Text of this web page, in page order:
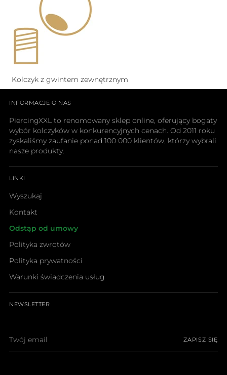
Kolczyk z gwintem zewnętrznym
INFORMACJE O NAS
PiercingXXL to renomowany sklep online, oferujący bogaty
wybór kolczyków w konkurencyjnych cenach. Od 2011 roku
zyskaliśmy zaufanie ponad 100 000 klientów, którzy wybrali
nasze produkty.
LINKI
Wyszukaj
Kontakt
Odstąp od umowy
Polityka zwrotów
Polityka prywatności
Warunki świadczenia usług
NEWSLETTER
email
ZAPISZ SIĘ